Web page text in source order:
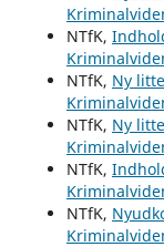
NTfK,
NTfK, Ny
NTfK, Ny
NTfK,
NTfK,